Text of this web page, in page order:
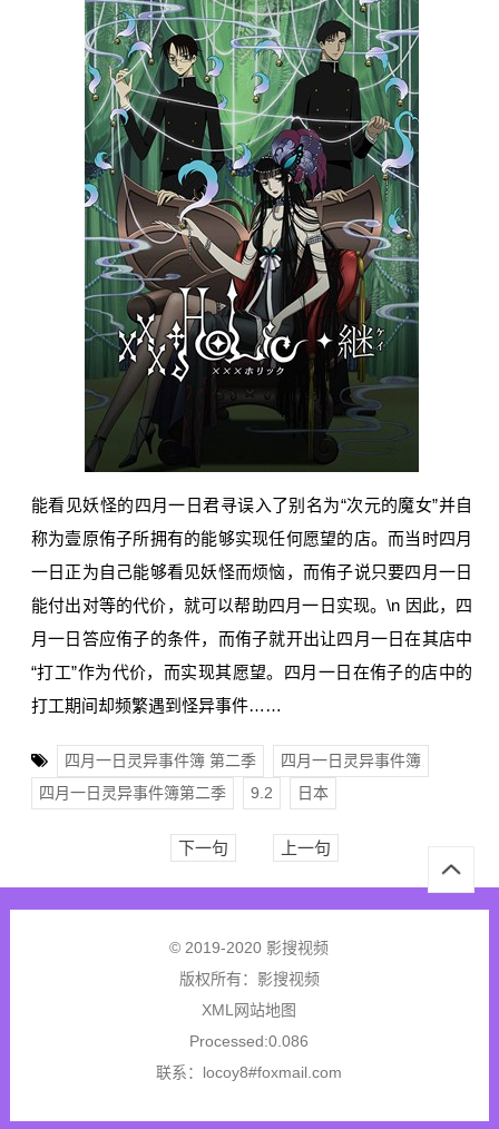
能看见妖怪的四月一日君寻误入了别名为“次元的魔女”并自
称为壹原侑子所拥有的能够实现任何愿望的店。而当时四月
一日正为自己能够看见妖怪而烦恼，而侑子说只要四月一日
能付出对等的代价，就可以帮助四月一日实现。\n 因此，四
月一日答应侑子的条件，而侑子就开出让四月一日在其店中
“打工”作为代价，而实现其愿望。四月一日在侑子的店中的
打工期间却频繁遇到怪异事件……
四月一日灵异事件簿 第二季
四月一日灵异事件簿
四月一日灵异事件簿第二季
9.2 日本
下一句 上一句
© 2019-2020 影搜视频
版权所有： 影搜视频
XML网站地图
Processed:0.086
联系：locoy8#foxmail.com